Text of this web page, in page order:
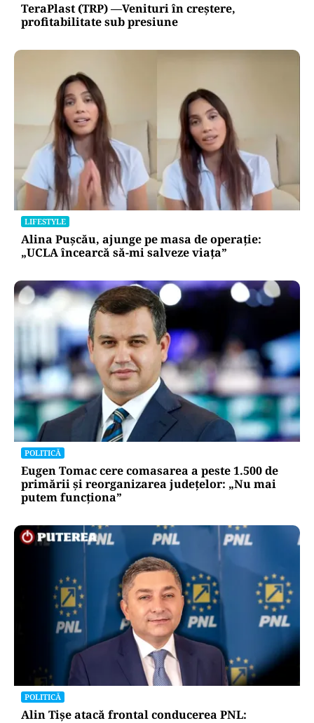
TeraPlast (TRP) —Venituri în creștere,
profitabilitate sub presiune
LIFESTYLE
Alina Pușcău, ajunge pe masa de operație:
„UCLA încearcă să-mi salveze viața”
POLITICĂ
Eugen Tomac cere comasarea a peste 1.500 de
primării și reorganizarea județelor: „Nu mai
putem funcționa”
POLITICĂ
Alin Tișe atacă frontal conducerea PNL: